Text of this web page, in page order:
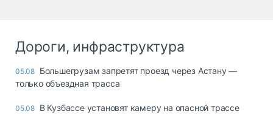
Дороги, инфраструктура
05.08 Большегрузам запретят проезд через Астану —
только объездная трасса
05.08 В Кузбассе установят камеру на опасной трассе